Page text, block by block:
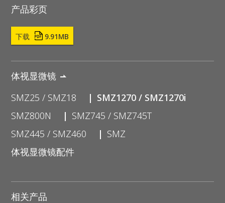
产品彩页
下载 9.91MB
体视显微镜
SMZ25 / SMZ18
SMZ1270 / SMZ1270i
SMZ800N
SMZ745 / SMZ745T
SMZ445 / SMZ460
SMZ
体视显微镜配件
相关产品